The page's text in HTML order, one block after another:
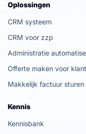
Oplossingen
CRM systeem
CRM voor zzp
Administratie
Offerte maken voor klant
Makkelijk factuur sturen
Kennis
Kennisbank